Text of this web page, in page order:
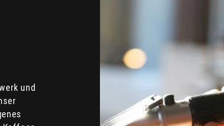
und